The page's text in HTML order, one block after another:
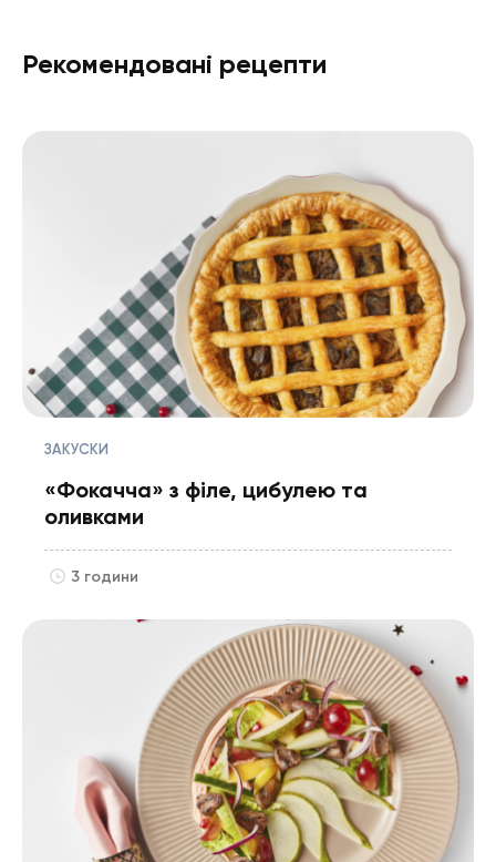
Рекомендовані рецепти
ЗАКУСКИ
«Фокачча»‎ з філе, цибулею та
оливками
3 години